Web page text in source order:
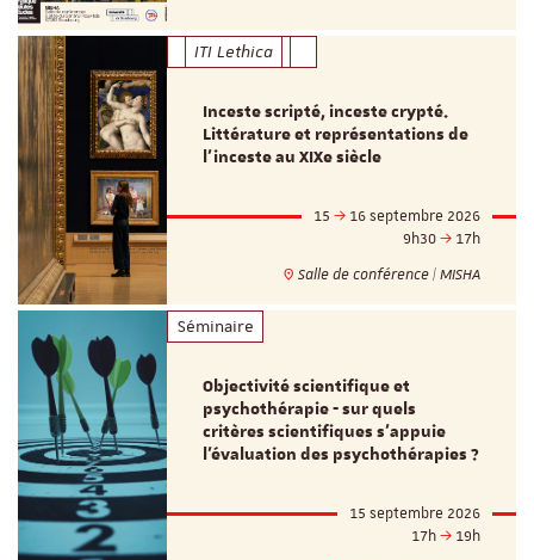
ITI Lethica
Inceste scripté, inceste crypté.
Littérature et représentations de
l’inceste au XIXe siècle
15
16 septembre 2026
9h30
17h
Salle de conférence | MISHA
Séminaire
Objectivité scientifique et
psychothérapie - sur quels
critères scientifiques s'appuie
l'évaluation des psychothérapies ?
15 septembre 2026
17h
19h